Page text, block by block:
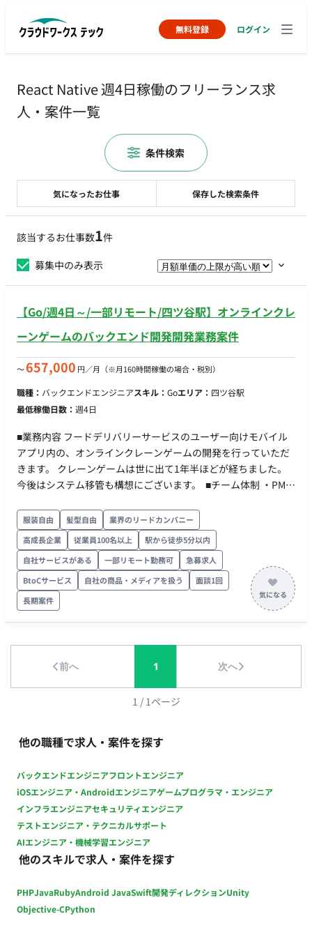
無料登録 ログイン
React Native 週4日稼働のフリーランス求
人・案件一覧
該当するお仕事数1件
募集中のみ表示
【Go/週4日～/一部リモート/四ツ谷駅】オンラインクレ
ーンゲームのバックエンド開発開発業務案件
〜657,000 円／月 （※月160時間稼働の場合・税別）
職種： バックエンドエンジニアスキル： Goエリア： 四ツ谷駅
最低稼働日数： 週4日
■業務内容 フードデリバリーサービスのユーザー向けモバイル
アプリ内の、オンラインクレーンゲームの開発を行っていただ
きます。 クレーンゲームは世に出て1年半ほどが経ちました。
今後はシステム移管も構想にございます。 ■チーム体制 ・PM：
■利用技術・ツール Go, Kubernetes, TiDB, PHP, GCP Java, IoT
系の開発経験はあると尚良い ■働き方について ・稼働時間：10
時～19時想定 ・稼働量：週4以上 ■稼働開始日について 毎月第
一営業日と第三月曜日となり、締切日は約2週間前となります。
服装自由 髪型自由
業界のリードカンパニー
高成長企業
従業員100名以上
駅から徒歩5分以内
自社サービスがある
一部リモート勤務可
急募求人
BtoCサービス
自社の商品・メディアを扱う
面談1回
長期案件
前へ 1 次へ
1 / 1ページ
他の職種で求人・案件を探す
バックエンドエンジニアフロントエンジニア
iOSエンジニア・Androidエンジニアゲームプログラマ・エンジニア
インフラエンジニアセキュリティエンジニア
テストエンジニア・テクニカルサポート
AIエンジニア・機械学習エンジニア
他のスキルで求人・案件を探す
PHPJavaRubyAndroid JavaSwift開発ディレクションUnity
Objective-CPython
気になったお仕事 保存した検索条件
条件検索